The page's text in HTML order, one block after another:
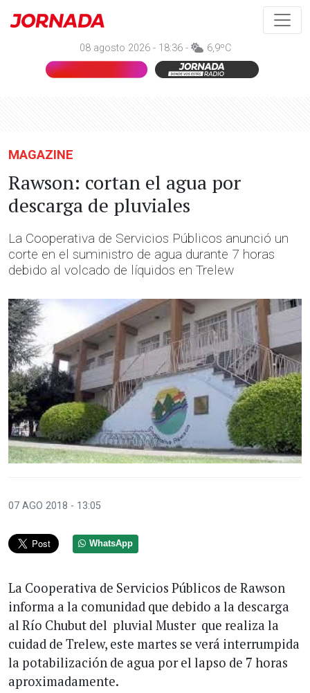
08 agosto 2026 - 18:36 - 6,9ºC
MAGAZINE
Rawson: cortan el agua por
descarga de pluviales
La Cooperativa de Servicios Públicos anunció un
corte en el suministro de agua durante 7 horas
debido al volcado de líquidos en Trelew
07 AGO 2018 - 13:05
WhatsApp
La Cooperativa de Servicios Públicos de Rawson
informa a la comunidad que debido a la descarga
al Río Chubut del pluvial Muster que realiza la
cuidad de Trelew, este martes se verá interrumpida
la potabilización de agua por el lapso de 7 horas
aproximadamente.